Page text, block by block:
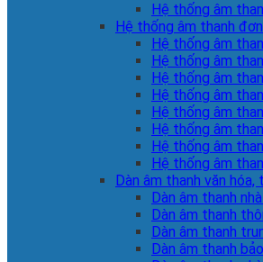
Hệ thống âm
Hệ thống âm thanh
Hệ thống âm
Hệ thống âm
Hệ thống âm
Hệ thống âm
Hệ thống âm
Hệ thống âm
Hệ thống âm
Hệ thống âm
Dàn âm thanh văn
Dàn âm thanh
Dàn âm thanh
Dàn âm thanh
Dàn âm thanh